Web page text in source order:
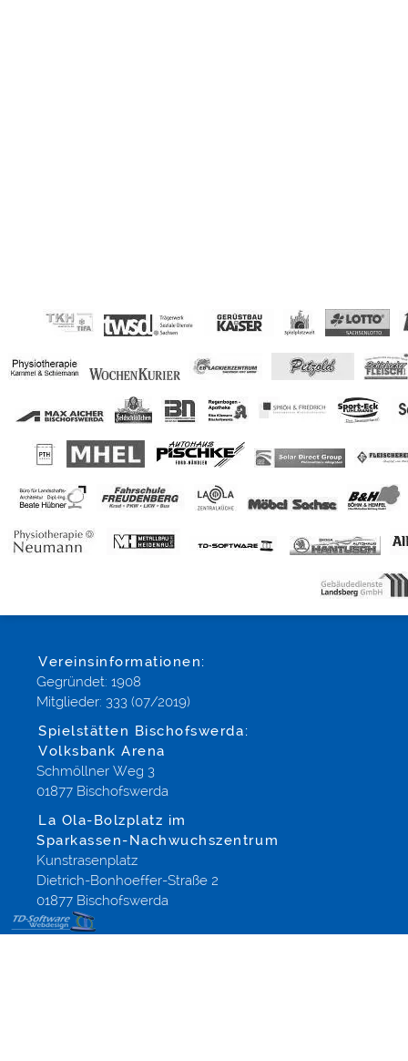
Vereinsinformationen:
Gegründet: 1908
Mitglieder: 333 (07/2019)
Spielstätten Bischofswerda:
Volksbank Arena
Schmöllner Weg 3
01877 Bischofswerda
La Ola-Bolzplatz im
Sparkassen-Nachwuchszentrum
Kunstrasenplatz
Dietrich-Bonhoeffer-Straße 2
01877 Bischofswerda